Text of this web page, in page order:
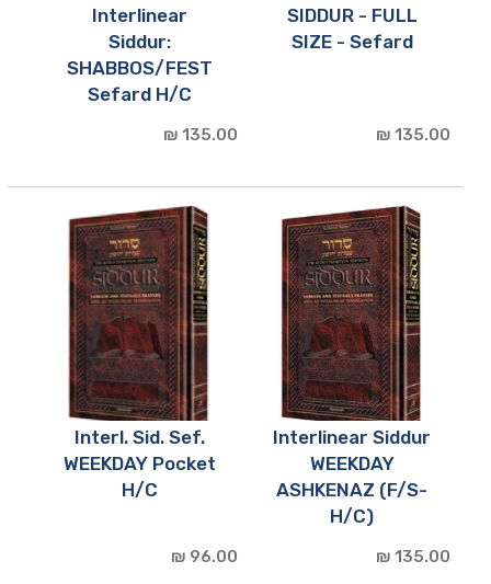
SIDDUR - FULL
SIZE - Sefard
135.00 ₪
Interlinear
Siddur:
SHABBOS/FEST
Sefard H/C
135.00 ₪
Interlinear Siddur
WEEKDAY
ASHKENAZ (F/S-
H/C)
135.00 ₪
Interl. Sid. Sef.
WEEKDAY Pocket
H/C
96.00 ₪